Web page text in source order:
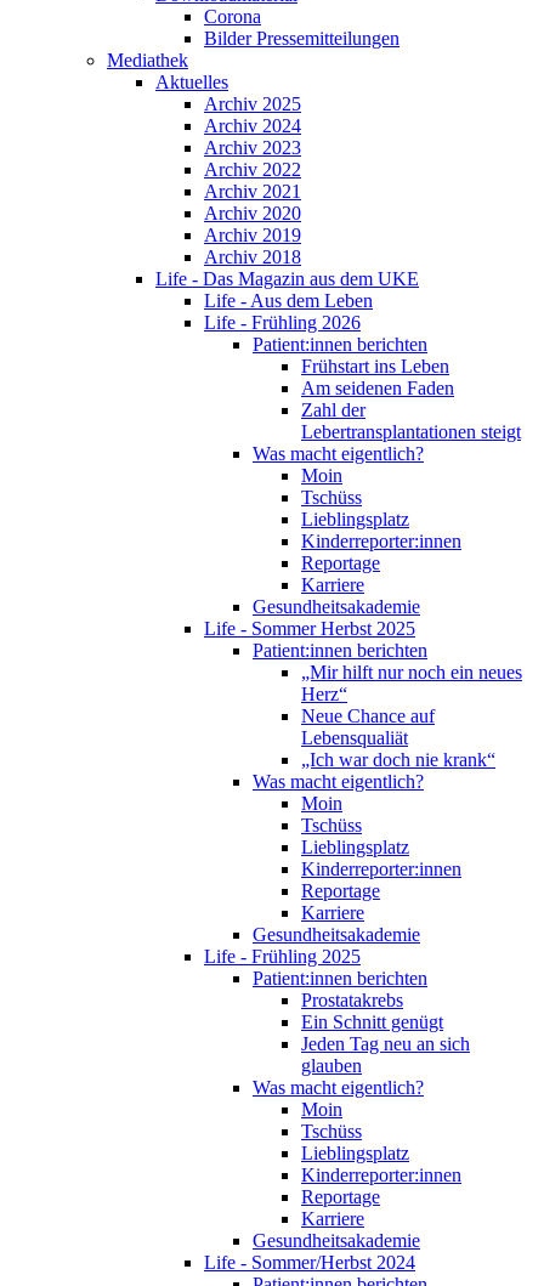
Corona
Bilder Pressemitteilungen
Mediathek
Aktuelles
Archiv 2025
Archiv 2024
Archiv 2023
Archiv 2022
Archiv 2021
Archiv 2020
Archiv 2019
Archiv 2018
Life - Das Magazin aus dem UKE
Life - Aus dem Leben
Life - Frühling 2026
Patient:innen berichten
Frühstart ins Leben
Am seidenen Faden
Zahl der
Lebertransplantationen steigt
Was macht eigentlich?
Moin
Tschüss
Lieblingsplatz
Kinderreporter:innen
Reportage
Karriere
Gesundheitsakademie
Life - Sommer Herbst 2025
Patient:innen berichten
„Mir hilft nur noch ein neues
Herz“
Neue Chance auf
Lebensqualiät
„Ich war doch nie krank“
Was macht eigentlich?
Moin
Tschüss
Lieblingsplatz
Kinderreporter:innen
Reportage
Karriere
Gesundheitsakademie
Life - Frühling 2025
Patient:innen berichten
Prostatakrebs
Ein Schnitt genügt
Jeden Tag neu an sich
glauben
Was macht eigentlich?
Moin
Tschüss
Lieblingsplatz
Kinderreporter:innen
Reportage
Karriere
Gesundheitsakademie
Life - Sommer/Herbst 2024